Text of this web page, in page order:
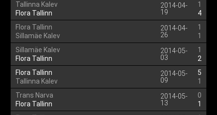
Tallinna Kalev
Flora Tallinn
2014-04-
19
1
4
Flora Tallinn
Sillamäe Kalev
2014-04-
26
1
1
Sillamäe Kalev
Flora Tallinn
2014-05-
03
1
2
Flora Tallinn
Tallinna Kalev
2014-05-
09
5
1
Trans Narva
Flora Tallinn
2014-05-
13
0
1